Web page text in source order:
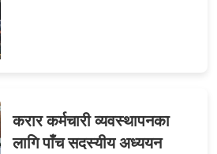
करार कर्मचारी व्यवस्थापनका
लागि पाँच सदस्यीय अध्ययन